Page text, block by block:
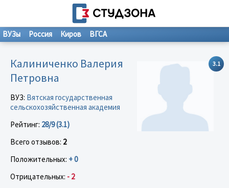
ВУЗы Россия Киров ВГСА
3.1
Калиниченко Валерия
Петровна
ВУЗ: Вятская государственная
сельскохозяйственная академия
Рейтинг: 28/9 (3.1)
Всего отзывов: 2
Положительных: + 0
Отрицательных: - 2